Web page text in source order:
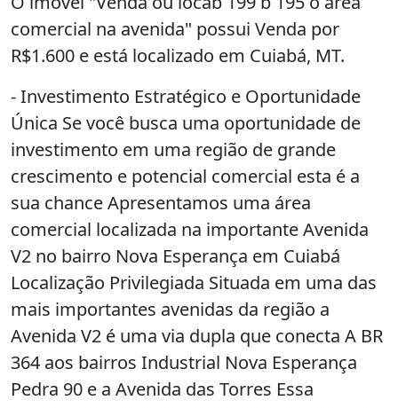
comercial na avenida" possui Venda por
R$1.600 e está localizado em Cuiabá, MT.
- Investimento Estratégico e Oportunidade
Única Se você busca uma oportunidade de
investimento em uma região de grande
crescimento e potencial comercial esta é a
sua chance Apresentamos uma área
comercial localizada na importante Avenida
V2 no bairro Nova Esperança em Cuiabá
Localização Privilegiada Situada em uma das
mais importantes avenidas da região a
Avenida V2 é uma via dupla que conecta A BR
364 aos bairros Industrial Nova Esperança
Pedra 90 e a Avenida das Torres Essa